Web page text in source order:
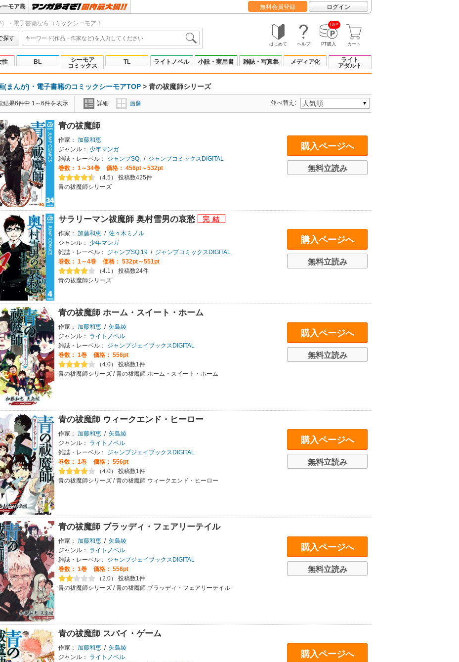
ーモア島 無料会員登録 ログイン
・電子書籍ならコミックシーモア！
探す
はじめて ヘルプ
UP!
PT購入 カート
性 BL
シーモア
コミックス
TL ライトノベル 小説・実用書 雑誌・写真集 メディア化
ライト
アダルト
(まんが)・電子書籍のコミックシーモアTOP > 青の祓魔師シリーズ
結果6件中 1～6件を表示 詳細 画像 並べ替え:
青の祓魔師
作家： 加藤和恵
ジャンル：
少年マンガ
雑誌・レーベル：
ジャンプSQ. / ジャンプコミックスDIGITAL
巻数： 1～34巻
価格： 456pt～532pt
（4.5） 投稿数425件
青の祓魔師シリーズ
購入ページへ
無料立読み
サラリーマン祓魔師 奥村雪男の哀愁
作家： 加藤和恵 / 佐々木ミノル
ジャンル：
少年マンガ
雑誌・レーベル：
ジャンプSQ.19 / ジャンプコミックスDIGITAL
巻数： 1～4巻
価格： 532pt～551pt
（4.1） 投稿数24件
青の祓魔師シリーズ
購入ページへ
無料立読み
青の祓魔師 ホーム・スイート・ホーム
作家： 加藤和恵 / 矢島綾
ジャンル：
ライトノベル
雑誌・レーベル：
ジャンプジェイブックスDIGITAL
巻数： 1巻
価格： 556pt
（4.0） 投稿数1件
青の祓魔師シリーズ / 青の祓魔師 ホーム・スイート・ホーム
購入ページへ
無料立読み
青の祓魔師 ウィークエンド・ヒーロー
作家： 加藤和恵 / 矢島綾
ジャンル：
ライトノベル
雑誌・レーベル：
ジャンプジェイブックスDIGITAL
巻数： 1巻
価格： 556pt
（4.0） 投稿数1件
青の祓魔師シリーズ / 青の祓魔師 ウィークエンド・ヒーロー
購入ページへ
無料立読み
青の祓魔師 ブラッディ・フェアリーテイル
作家： 加藤和恵 / 矢島綾
ジャンル：
ライトノベル
雑誌・レーベル：
ジャンプジェイブックスDIGITAL
巻数： 1巻
価格： 556pt
（2.0） 投稿数1件
青の祓魔師シリーズ / 青の祓魔師 ブラッディ・フェアリーテイル
購入ページへ
無料立読み
青の祓魔師 スパイ・ゲーム
作家： 加藤和恵 / 矢島綾
ジャンル：
ライトノベル
購入ページへ